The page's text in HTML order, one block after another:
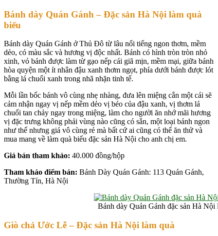
Bánh dày Quán Gánh – Đặc sản Hà Nội làm quà
biếu
Bánh dày Quán Gánh ở Thủ Đô từ lâu nổi tiếng ngon thơm, mềm
dẻo, có màu sắc và hương vị độc nhất. Bánh có hình tròn tròn nhỏ
xinh, vỏ bánh được làm từ gạo nếp cái giã mịn, mềm mại, giữa bánh
hòa quyện một ít nhân đậu xanh thơm ngọt, phía dưới bánh được lót
bằng lá chuối xanh trong nhã nhặn tinh tế.
Mỗi lần bốc bánh vô cùng nhẹ nhàng, đưa lên miệng cắn một cái sẽ
cảm nhận ngay vị nếp mềm dẻo vị béo của đậu xanh, vị thơm lá
chuối tan chảy ngay trong miệng, làm cho người ăn nhớ mãi hương
vị đặc trưng không phải vùng nào cũng có sẵn, một loại bánh ngon
như thế nhưng giá vô cùng rẻ mà bất cứ ai cũng có thể ăn thử và
mua mang về làm quà biếu đặc sản Hà Nội cho anh chị em.
Giá bán tham khảo: 40.000 đồng/hộp
Tham khảo điểm bán: Bánh Dày Quán Gánh: 113 Quán Gánh,
Thường Tín, Hà Nội
Bánh dày Quán Gánh đặc sản Hà Nội
Giò chả Ước Lễ – Đặc sản Hà Nội làm quà